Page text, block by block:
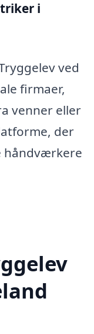
i
ved
firmaer,
venner eller
der
håndværkere